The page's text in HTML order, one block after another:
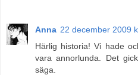
Anna 22 december 2009
Härlig historia! Vi hade
vara annorlunda. Det
säga.